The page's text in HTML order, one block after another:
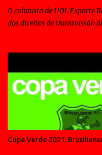
O colunista de UOL Esporte
dos direitos de transmissão
Copa Verde 2021: